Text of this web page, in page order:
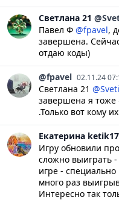
Светлана 21
Павел Ф @fpavel,
завершена.
отдаю коды)
@fpavel 02.11.24
Светлана 21
завершена я
.Только вот кому
Екатерина ketik17
Игру обновили
сложно выиграть
игре -
много раз
Интересно так